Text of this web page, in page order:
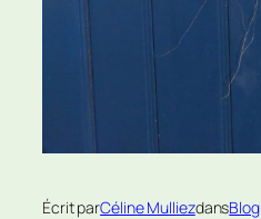
Écrit parCéline MulliezdansBlog